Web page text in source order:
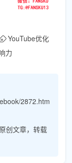
YouTube优化
力
2872.htm
创文章，转载